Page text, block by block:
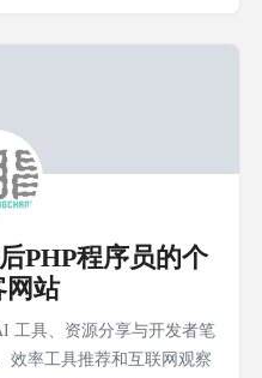
PHP程序员的个
网站
工具、资源分享与开发者笔
效率工具推荐和互联网观察